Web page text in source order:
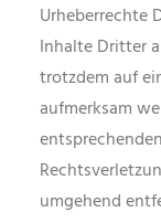
Urheberrechte
Inhalte Dritter
trotzdem auf
aufmerksam
umgehend